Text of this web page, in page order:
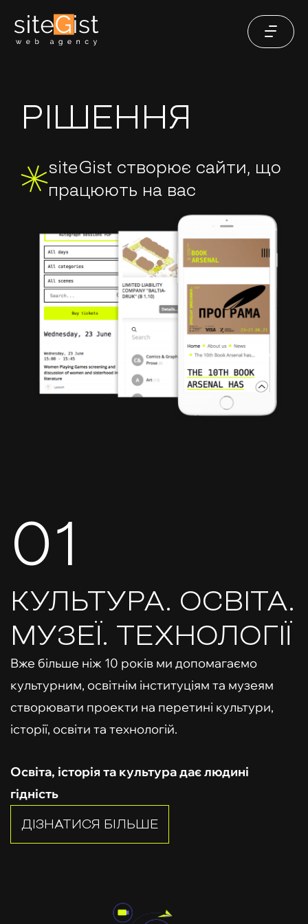
РІШЕННЯ
siteGist створює сайти, що
працюють на вас
01
КУЛЬТУРА. ОСВІТА.
МУЗЕЇ. ТЕХНОЛОГІЇ
Вже більше ніж 10 років ми допомагаємо
культурним, освітнім інституціям та музеям
створювати проекти на перетині культури,
історії, освіти та технологій.
Освіта, історія та культура дає людині
гідність
ДІЗНАТИСЯ БІЛЬШЕ